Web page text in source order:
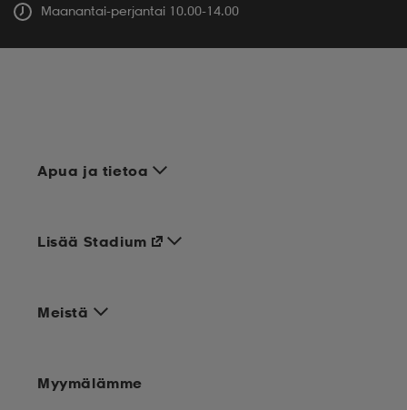
Maanantai-perjantai 10.00-14.00
Apua ja tietoa
Meistä
Lisää Stadium
Myymälämme